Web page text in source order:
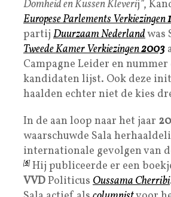
Domheid en Kussen Kleverij”,
Europese Parlements Verkiezingen
partij Duurzaam Nederlandwas
Tweede Kamer Verkiezingen2003
Campagne Leider en
kandidaten lijst. Ook deze
haalden echter niet de kies
In de aan loop naar het jaar
waarschuwde Sala
internationale gevolgen van
[6] Hij publiceerde er een
VVDPoliticus Oussama Cherribi